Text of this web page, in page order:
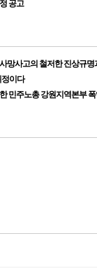
공고
망사고의 철저한 진상규
정이다
민주노총 강원지역본부